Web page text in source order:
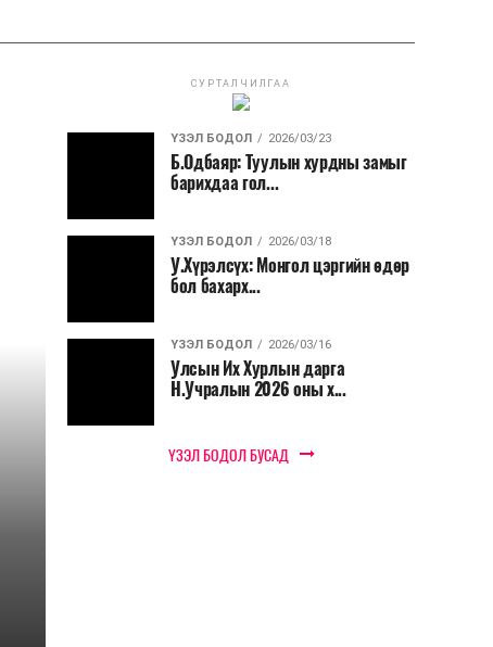
СУРТАЛЧИЛГАА
ҮЗЭЛ БОДОЛ 2026/03/23
Б.Одбаяр: Туулын хурдны замыг
барихдаа гол...
ҮЗЭЛ БОДОЛ 2026/03/18
У.Хүрэлсүх: Монгол цэргийн өдөр
бол бахарх...
ҮЗЭЛ БОДОЛ 2026/03/16
Улсын Их Хурлын дарга
Н.Учралын 2026 оны х...
ҮЗЭЛ БОДОЛ БУСАД